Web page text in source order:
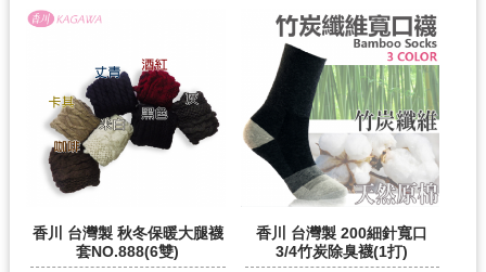
香川 台灣製 秋冬保暖大腿襪
套NO.888(6雙)
香川 台灣製 200細針寬口
3/4竹炭除臭襪(1打)